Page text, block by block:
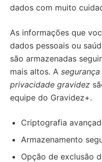
dados com muito
As informações que
dados pessoais ou
são armazenadas
mais altos. A
privacidade gravidez
equipe do Gravidez+.
Criptografia
Armazenamento
Opção de exclusão